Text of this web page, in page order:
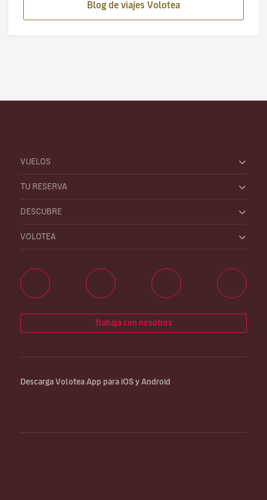
Blog de viajes Volotea
VUELOS
TU RESERVA
DESCUBRE
VOLOTEA
Trabaja con nosotros
Descarga Volotea App para iOS y Android